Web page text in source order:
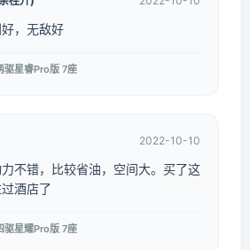
，无敌好
星睿Pro版 7座
2022-10-10
不错，比较省油，空间大。买了这
酒店了
星耀Pro版 7座